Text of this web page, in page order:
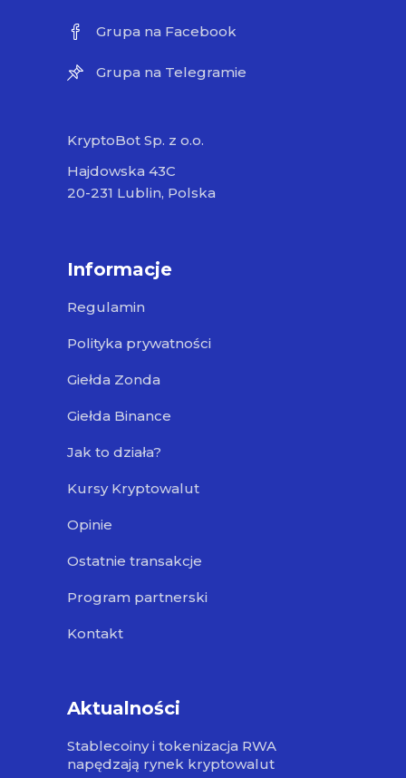
Grupa na Facebook
Grupa na Telegramie
KryptoBot Sp. z o.o.
Hajdowska 43C
20-231 Lublin, Polska
Informacje
Regulamin
Polityka prywatności
Giełda Zonda
Giełda Binance
Jak to działa?
Kursy Kryptowalut
Opinie
Ostatnie transakcje
Program partnerski
Kontakt
Aktualności
Stablecoiny i tokenizacja RWA
napędzają rynek kryptowalut